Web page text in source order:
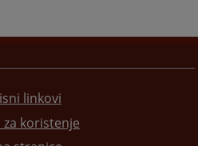
linkovi
za koristenje